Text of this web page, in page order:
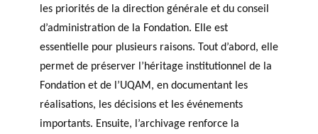
les priorités de la direction générale et du conseil
d’administration de la Fondation. Elle est
essentielle pour plusieurs raisons. Tout d’abord, elle
permet de préserver l’héritage institutionnel de la
Fondation et de l’UQAM, en documentant les
réalisations, les décisions et les événements
importants. Ensuite, l’archivage renforce la